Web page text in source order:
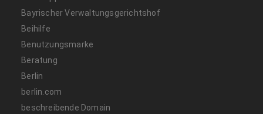
Bayrischer Verwaltungsgerichtshof
Beihilfe
Benutzungsmarke
Beratung
Berlin
berlin.com
beschreibende Domain